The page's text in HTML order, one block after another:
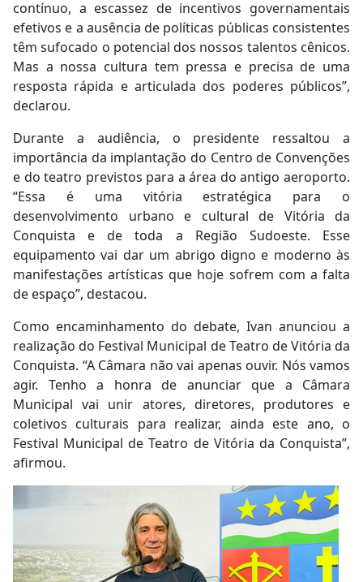
contínuo, a escassez de incentivos governamentais
efetivos e a ausência de políticas públicas consistentes
têm sufocado o potencial dos nossos talentos cênicos.
Mas a nossa cultura tem pressa e precisa de uma
resposta rápida e articulada dos poderes públicos”,
declarou.
Durante a audiência, o presidente ressaltou a
importância da implantação do Centro de Convenções
e do teatro previstos para a área do antigo aeroporto.
“Essa é uma vitória estratégica para o
desenvolvimento urbano e cultural de Vitória da
Conquista e de toda a Região Sudoeste. Esse
equipamento vai dar um abrigo digno e moderno às
manifestações artísticas que hoje sofrem com a falta
de espaço”, destacou.
Como encaminhamento do debate, Ivan anunciou a
realização do Festival Municipal de Teatro de Vitória da
Conquista. “A Câmara não vai apenas ouvir. Nós vamos
agir. Tenho a honra de anunciar que a Câmara
Municipal vai unir atores, diretores, produtores e
coletivos culturais para realizar, ainda este ano, o
Festival Municipal de Teatro de Vitória da Conquista”,
afirmou.